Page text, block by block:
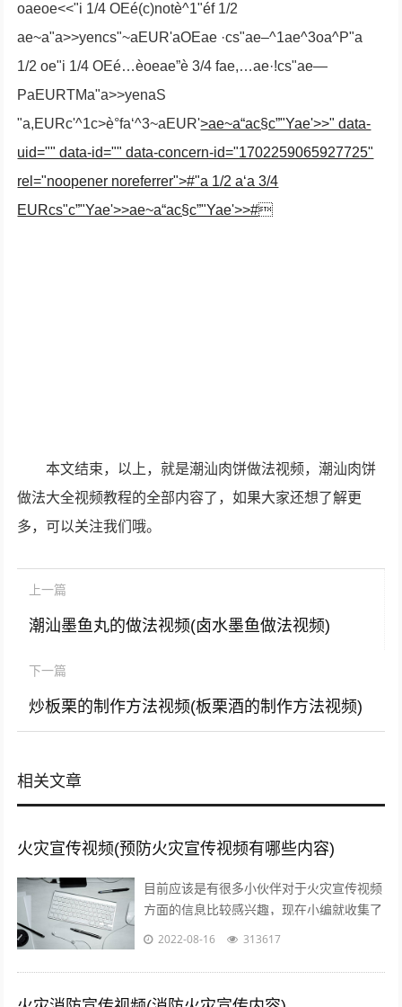
oaeoe<<"i 1/4 OEé(c)notè^1"éf 1/2
ae~a"a>>yencs"~aEUR'aOEae ·cs"ae–^1ae^3oa^P"a
1/2 oe"i 1/4 OEé…èoeae”è 3/4 fae,…ae·!cs"ae—
PaEURTMa"a>>yenaS
"a,EURc'^1c>è°fa‘^3~aEUR'>ae~a“ac§c”"Yae'>>" data-
uid="" data-id="" data-concern-id="1702259065927725"
rel="noopener noreferrer">#"a 1/2 a‘a 3/4
EURcs"c”"Yae'>>ae~a“ac§c”"Yae'>>#
本文结束，以上，就是潮汕肉饼做法视频，潮汕肉饼
做法大全视频教程的全部内容了，如果大家还想了解更
多，可以关注我们哦。
上一篇
潮汕墨鱼丸的做法视频(卤水墨鱼做法视频)
下一篇
炒板栗的制作方法视频(板栗酒的制作方法视频)
相关文章
火灾宣传视频(预防火灾宣传视频有哪些内容)
目前应该是有很多小伙伴对于火灾宣传视频
方面的信息比较感兴趣，现在小编就收集了
一些与预防火灾宣传视频有哪些内容相关的
2022-08-16 313617